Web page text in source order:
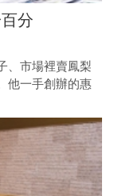
分
、市場裡賣鳳梨
他一手創辦的惠
於衝破命運的枷